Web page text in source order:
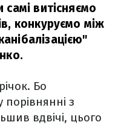
самі витісняємо
конкуруємо між
Бо
порівнянні з
вдвічі, цього